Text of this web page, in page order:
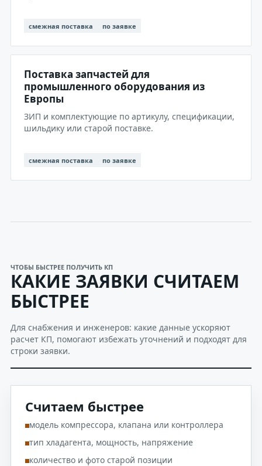
смежная поставка по заявке
Поставка запчастей для
промышленного оборудования из
Европы
ЗИП и комплектующие по артикулу, спецификации,
шильдику или старой поставке.
смежная поставка по заявке
ЧТОБЫ БЫСТРЕЕ ПОЛУЧИТЬ КП
КАКИЕ ЗАЯВКИ СЧИТАЕМ
БЫСТРЕЕ
Для снабжения и инженеров: какие данные ускоряют
расчет КП, помогают избежать уточнений и подходят для
строки заявки.
Считаем быстрее
модель компрессора, клапана или контроллера
тип хладагента, мощность, напряжение
количество и фото старой позиции